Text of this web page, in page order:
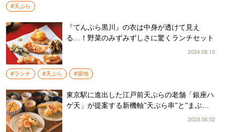
#天ぷら
『てんぷら黒川』の衣は中身が透けて見え
る…！野菜のみずみずしさに驚くランチセット
2024.08.13
#ランチ #天ぷら #築地
東京駅に進出した江戸前天ぷらの老舗「銀座ハ
ゲ天」が提案する新機軸”天ぷら串”と”まぶし
めし”とは 『天ぷら串とまぶしめし ハゲ天』
2023.06.02